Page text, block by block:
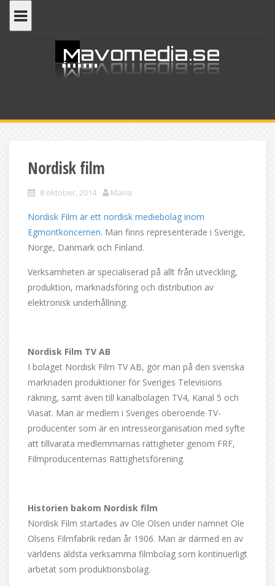
Nordisk film
8 oktober, 2014 Maria
Nordisk Film är ett nordisk mediebolag inom
Egmontkoncernen. Man finns representerade i Sverige,
Norge, Danmark och Finland.
Verksamheten är specialiserad på allt från utveckling,
produktion, marknadsföring och distribution av
elektronisk underhållning.
Nordisk Film TV AB
I bolaget Nordisk Film TV AB, gör man på den svenska
marknaden produktioner för Sveriges Televisions
räkning, samt även till kanalbolagen TV4, Kanal 5 och
Viasat. Man är medlem i Sveriges oberoende TV-
producenter som är en intresseorganisation med syfte
att tillvarata medlemmarnas rättigheter genom FRF,
Filmproducenternas Rättighetsförening.
Historien bakom Nordisk film
Nordisk Film startades av Ole Olsen under namnet Ole
Olsens Filmfabrik redan år 1906. Man är därmed en av
världens äldsta verksamma filmbolag som kontinuerligt
arbetat som produktionsbolag.